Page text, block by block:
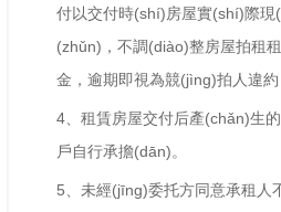
付以交付時(shí)房屋實(shí)際現
(zhǔn)，不調(diào)整房屋拍租
金，逾期即視為競(jìng)拍人
4、租賃房屋交付后產(chǎn)生的物
戶自行承擔(dān)。
5、未經(jīng)委托方同意承租